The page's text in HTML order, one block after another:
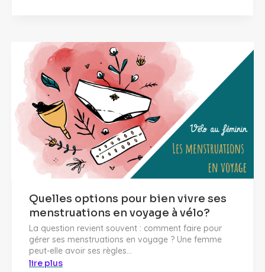
Quelles options pour bien vivre ses
menstruations en voyage à vélo?
La question revient souvent : comment faire pour
gérer ses menstruations en voyage ? Une femme
peut-elle avoir ses règles...
lire plus